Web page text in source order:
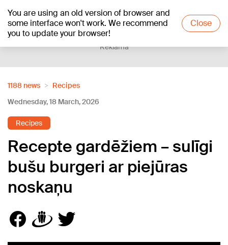
You are using an old version of browser and
some interface won't work. We recommend
you to update your browser!
Close
+20°C
Reklāma
1188 news
Recipes
Wednesday, 18 March, 2026
Recipes
Recepte gardēžiem – sulīgi
bušu burgeri ar piejūras
noskaņu